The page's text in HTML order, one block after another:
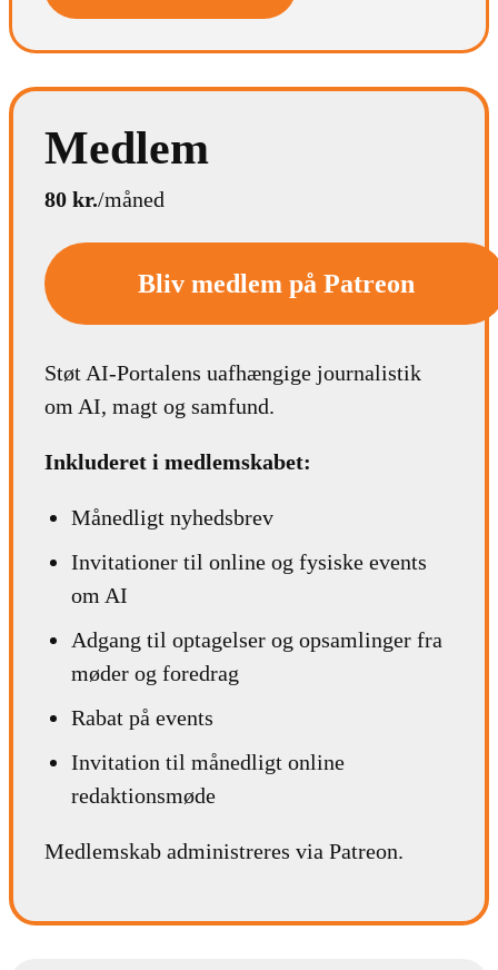
Medlem
80 kr./måned
Bliv medlem på Patreon
Støt AI-Portalens uafhængige journalistik
om AI, magt og samfund.
Inkluderet i medlemskabet:
Månedligt nyhedsbrev
Invitationer til online og fysiske events
om AI
Adgang til optagelser og opsamlinger fra
møder og foredrag
Rabat på events
Invitation til månedligt online
redaktionsmøde
Medlemskab administreres via Patreon.